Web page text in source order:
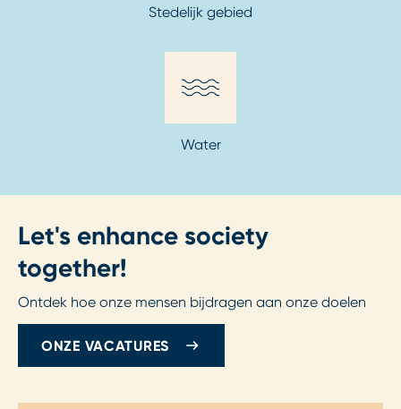
Stedelijk gebied
Water
Let's enhance society
together!
Ontdek hoe onze mensen bijdragen aan onze doelen
ONZE VACATURES